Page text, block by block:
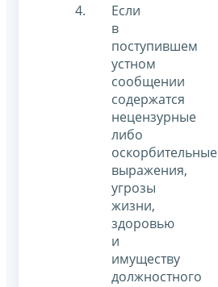
Если
в
поступившем
устном
сообщении
содержатся
нецензурные
либо
оскорбительные
выражения,
угрозы
жизни,
здоровью
и
имуществу
должностного